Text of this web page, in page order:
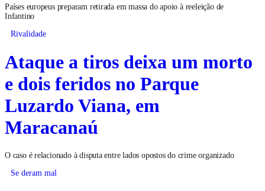
Países europeus preparam retirada em massa do apoio à reeleição de
Infantino
Rivalidade
Ataque a tiros deixa um morto
e dois feridos no Parque
Luzardo Viana, em
Maracanaú
O caso é relacionado à disputa entre lados opostos do crime organizado
Se deram mal